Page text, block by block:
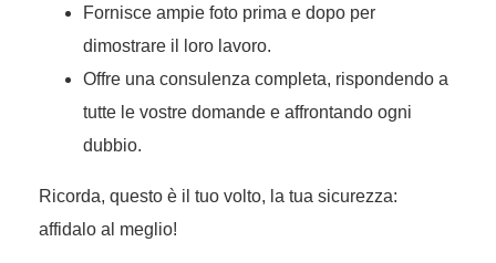
Fornisce ampie foto prima e dopo per
dimostrare il loro lavoro.
Offre una consulenza completa, rispondendo a
tutte le vostre domande e affrontando ogni
dubbio.
Ricorda, questo è il tuo volto, la tua sicurezza:
affidalo al meglio!